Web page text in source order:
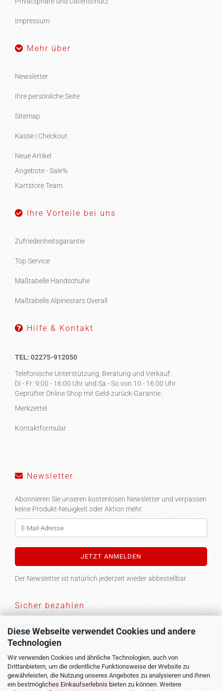
Diese Webseite verwendet Cookies und andere
Technologien
Wir verwenden Cookies und ähnliche Technologien, auch von
Drittanbietern, um die ordentliche Funktionsweise der Website zu
gewährleisten, die Nutzung unseres Angebotes zu analysieren und Ihnen
ein bestmögliches Einkaufserlebnis bieten zu können. Weitere
Impressum
Mehr über
Newsletter
Ihre persönliche Seite
Sitemap
Kasse | Checkout
Neue Artikel
Angebote - Sale%
Kartstore Team
Ihre Vorteile bei uns
Zufriedenheitsgarantie
Top Service
Maßtabelle Handschuhe
Maßtabelle Alpinestars Overall
Hilfe & Kontakt
TEL: 02275-912050
Telefonische Unterstützung, Beratung und Verkauf:
Di - Fr: 9:00 - 16:00 Uhr und Sa - So von 10 - 16:00 Uhr
Geprüfter Online Shop mit Geld-zurück-Garantie.
Merkzettel
Kontaktformular
Newsletter
Abonnieren Sie unseren kostenlosen Newsletter und verpassen
keine Produkt-Neuigkeit oder Aktion mehr.
Der Newsletter ist natürlich jederzeit wieder abbestellbar
Sicher bezahlen
Versand
Vertrag widerrufen